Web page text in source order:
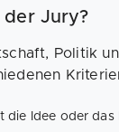
Jury?
Politik
die Idee oder das